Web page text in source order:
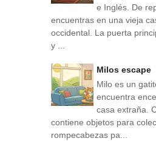
e Inglés. De
encuentras en una vieja
occidental. La puerta
y ...
Milos escape
Milo es un
encuentra
casa extraña.
contiene objetos para
rompecabezas pa...